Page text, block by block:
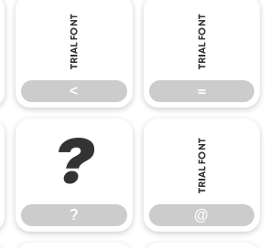
<
<
=
=
?
?
@
@